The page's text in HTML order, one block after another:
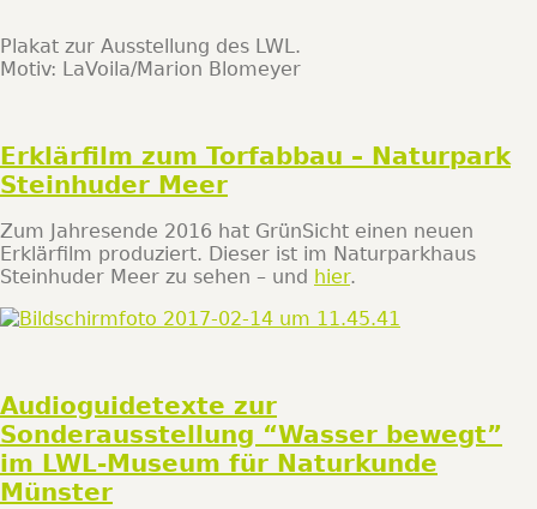
Plakat zur Ausstellung des LWL.
Motiv: LaVoila/Marion Blomeyer
Erklärfilm zum Torfabbau – Naturpark
Steinhuder Meer
Zum Jahresende 2016 hat GrünSicht einen neuen
Erklärfilm produziert. Dieser ist im Naturparkhaus
Steinhuder Meer zu sehen – und hier.
Audioguidetexte zur
Sonderausstellung “Wasser bewegt”
im LWL-Museum für Naturkunde
Münster